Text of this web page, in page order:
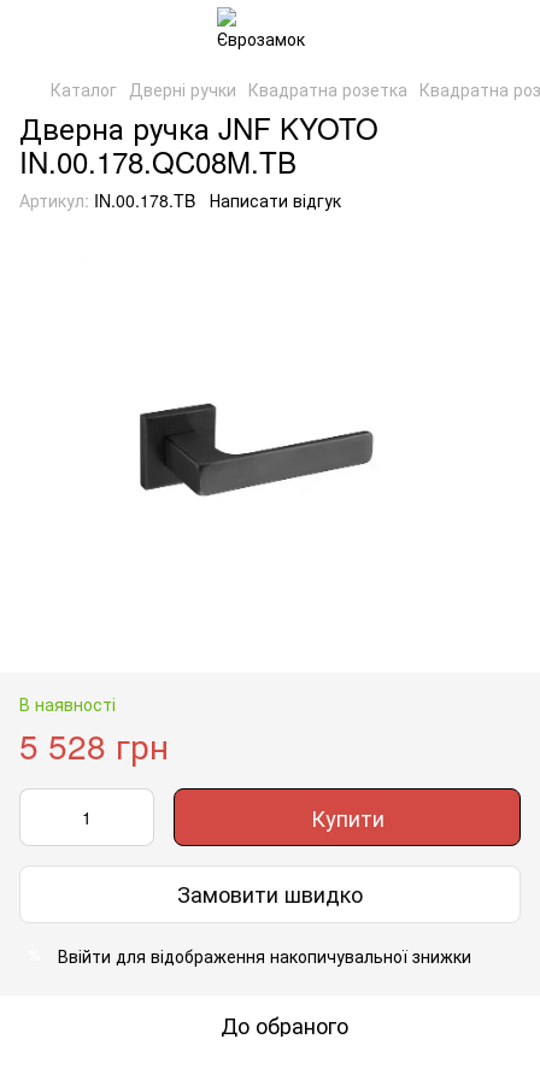
Каталог Дверні ручки Квадратна розетка Квадратна
Дверна ручка JNF KYOTO
IN.00.178.QC08M.TB
Артикул: IN.00.178.TB Написати відгук
В наявності
5 528 грн
Купити
Замовити швидко
Ввійти для відображення накопичувальної знижки
До обраного